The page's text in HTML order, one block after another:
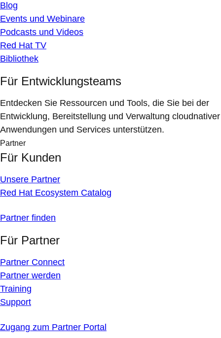
Blog
Events und Webinare
Podcasts und Videos
Red Hat TV
Bibliothek
Für Entwicklungsteams
Entdecken Sie Ressourcen und Tools, die Sie bei der
Entwicklung, Bereitstellung und Verwaltung cloudnativer
Anwendungen und Services unterstützen.
Partner
Für Kunden
Unsere Partner
Red Hat Ecosystem Catalog
Partner finden
Für Partner
Partner Connect
Partner werden
Training
Support
Zugang zum Partner Portal